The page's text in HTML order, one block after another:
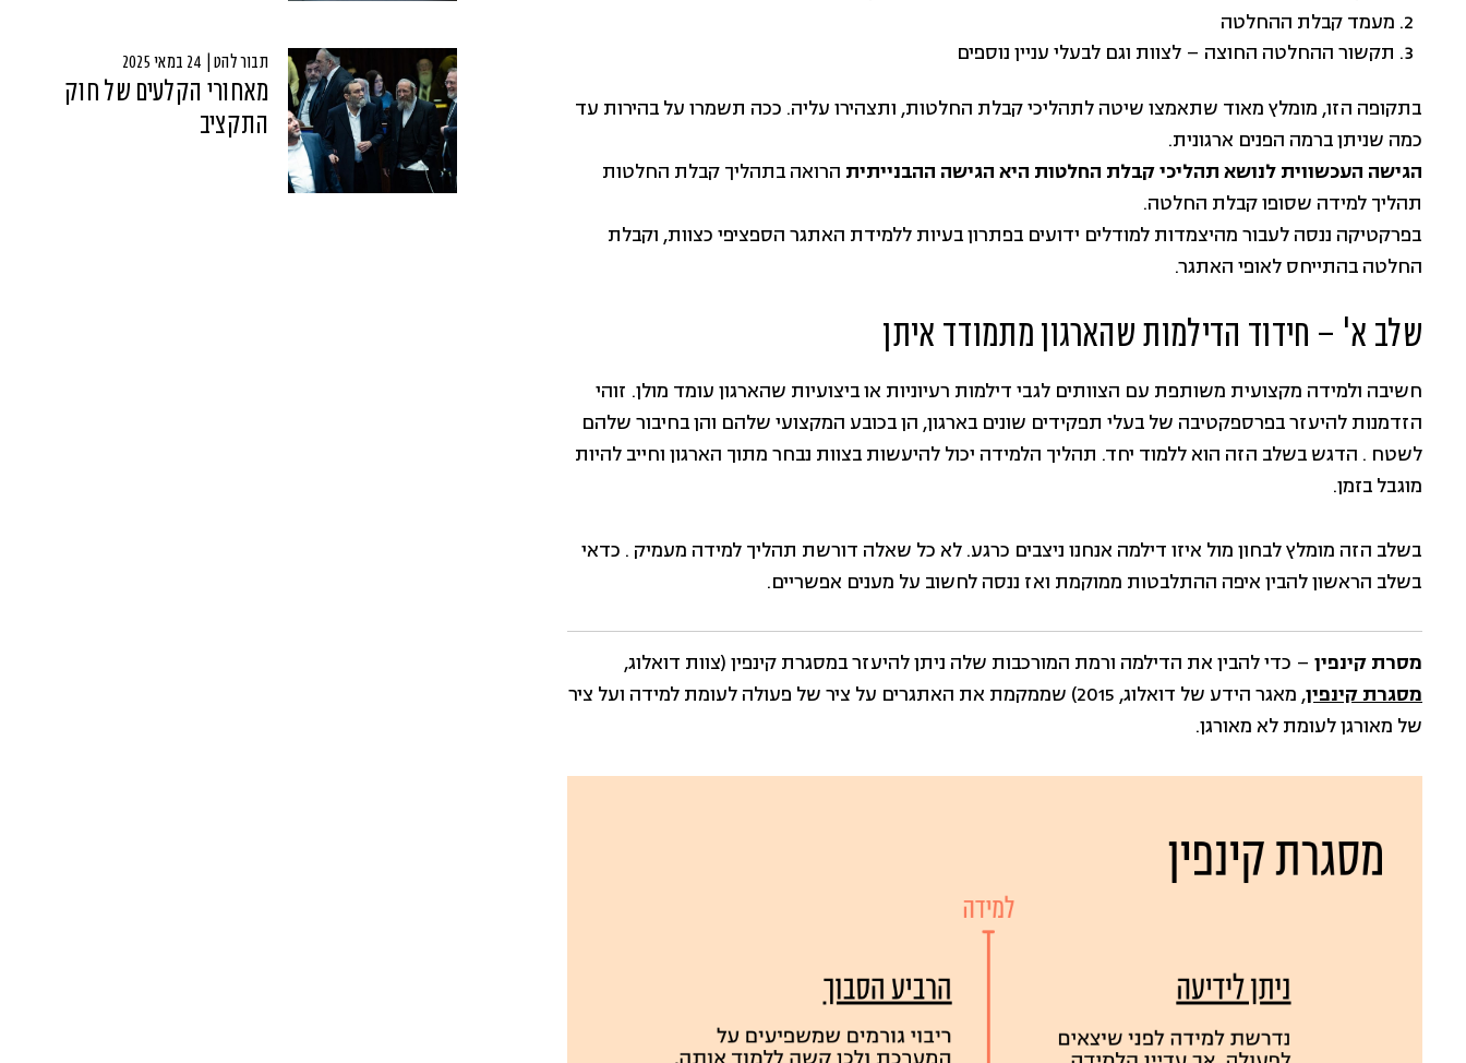
מעמד קבלת ההחלטה
תקשור ההחלטה החוצה – לצוות וגם לבעלי עניין נוספים
בתקופה הזו, מומלץ מאוד שתאמצו שיטה לתהליכי קבלת החלטות, ותצהירו עליה. ככה תשמרו על בהירות עד
כמה שניתן ברמה הפנים ארגונית.
הגישה העכשווית לנושא תהליכי קבלת החלטות היא הגישה ההבנייתית הרואה בתהליך קבלת החלטות
תהליך למידה שסופו קבלת החלטה.
בפרקטיקה ננסה לעבור מהיצמדות למודלים ידועים בפתרון בעיות ללמידת האתגר הספציפי כצוות, וקבלת
החלטה בהתייחס לאופי האתגר.
שלב א' – חידוד הדילמות שהארגון מתמודד איתן
חשיבה ולמידה מקצועית משותפת עם הצוותים לגבי דילמות רעיוניות או ביצועיות שהארגון עומד מולן. זוהי
הזדמנות להיעזר בפרספקטיבה של בעלי תפקידים שונים בארגון, הן בכובע המקצועי שלהם והן בחיבור שלהם
לשטח . הדגש בשלב הזה הוא ללמוד יחד. תהליך הלמידה יכול להיעשות בצוות נבחר מתוך הארגון וחייב להיות
מוגבל בזמן.
בשלב הזה מומלץ לבחון מול איזו דילמה אנחנו ניצבים כרגע. לא כל שאלה דורשת תהליך למידה מעמיק . כדאי
בשלב הראשון להבין איפה ההתלבטות ממוקמת ואז ננסה לחשוב על מענים אפשריים.
מסרת קינפין – כדי להבין את הדילמה ורמת המורכבות שלה ניתן להיעזר במסגרת קינפין (צוות דואלוג,
מסגרת קינפין
, מאגר הידע של דואלוג, 2015) שממקמת את האתגרים על ציר של פעולה לעומת למידה ועל ציר
של מאורגן לעומת לא מאורגן.
תבור להט | 24 במאי 2025
מאחורי הקלעים של חוק
התקציב